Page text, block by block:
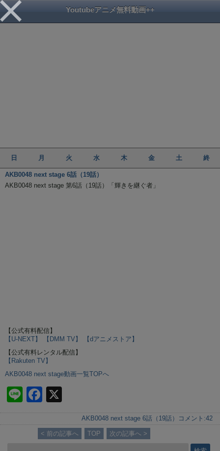
Youtubeアニメ無料動画++
日 月 火 水 木 金 土 終
AKB0048 next stage 6話（19話）
AKB0048 next stage 第6話（19話）「輝きを継ぐ者」
【公式有料配信】
【U-NEXT】
【DMM TV】
【dアニメストア】
【公式有料レンタル配信】
【Rakuten TV】
AKB0048 next stage動画一覧TOPへ
Li
n
e
F
a
c
e
AKB0048 next stage 6話（19話） コメント:42
< 前の記事へ TOP 次の記事へ >